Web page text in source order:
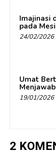
Imajinasi
pada
24/02/2026
Umat
Menjawab
19/01/2026
2